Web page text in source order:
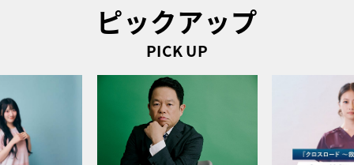
ピックアップ
PICK UP